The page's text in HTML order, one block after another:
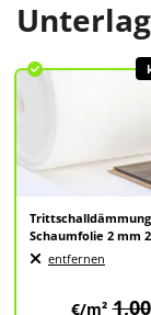
Trittschalldämmung
Schaumfolie 2 mm
entfernen
€/m² 1,00